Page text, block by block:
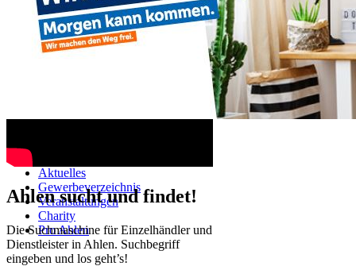
Aktuelles
Gewerbeverzeichnis
Veranstaltungen
Charity
Pro Ahlen
Ahlen sucht und findet!
Die Suchmaschine für Einzelhändler und
Dienstleister in Ahlen. Suchbegriff
eingeben und los geht’s!